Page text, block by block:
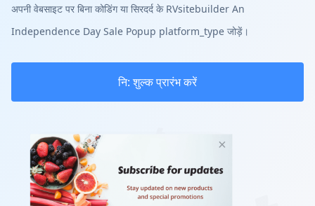
अपनी वेबसाइट पर बिना कोडिंग या सिरदर्द के RVsitebuilder An
Independence Day Sale Popup platform_type जोड़ें।
नि: शुल्क प्रारंभ करें